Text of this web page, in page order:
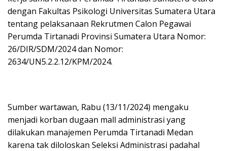
dengan Fakultas Psikologi Universitas Sumatera Utara
tentang pelaksanaan Rekrutmen Calon Pegawai
Perumda Tirtanadi Provinsi Sumatera Utara Nomor:
26/DIR/SDM/2024 dan Nomor:
2634/UN5.2.2.12/KPM/2024.
Sumber wartawan, Rabu (13/11/2024) mengaku
menjadi korban dugaan mall administrasi yang
dilakukan manajemen Perumda Tirtanadi Medan
karena tak diloloskan Seleksi Administrasi padahal